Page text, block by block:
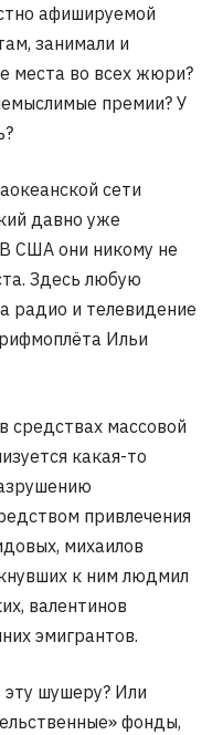
афишируемой
занимали и
места во всех жюри?
премии? У
сети
давно уже
В США они никому не
Здесь любую
радио и телевидение
Ильи
средствах массовой
какая-то
привлечения
михаилов
к ним людмил
валентинов
эмигрантов.
шушеру? Или
фонды,